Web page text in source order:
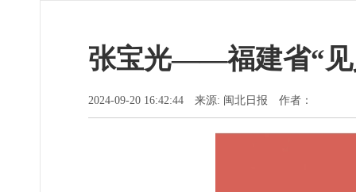
张宝光——福建省“见
2024-09-20 16:42:44 来源: 闽北日报 作者：